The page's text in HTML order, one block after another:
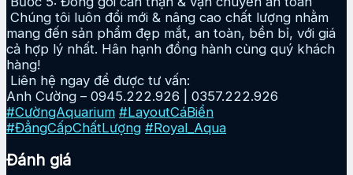
Chúng tôi luôn đổi mới & nâng cao chất lượng nhằm
mang đến sản phẩm đẹp mắt, an toàn, bền bỉ, với giá
cả hợp lý nhất. Hân hạnh đồng hành cùng quý khách
hàng!
Liên hệ ngay để được tư vấn:
Anh Cường – 0945.222.926 | 0357.222.926
#CườngAquarium #LayoutCáBiển
#ĐẳngCấpChấtLượng #Royal_Aqua
Đánh giá